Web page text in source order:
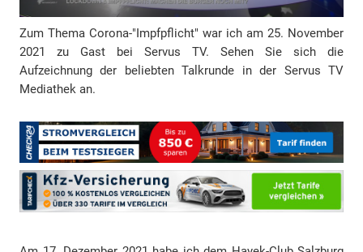
Zum Thema Corona-"Impfpflicht" war ich am 25. November
2021 zu Gast bei Servus TV. Sehen Sie sich die
Aufzeichnung der beliebten Talkrunde in der Servus TV
Mediathek an.